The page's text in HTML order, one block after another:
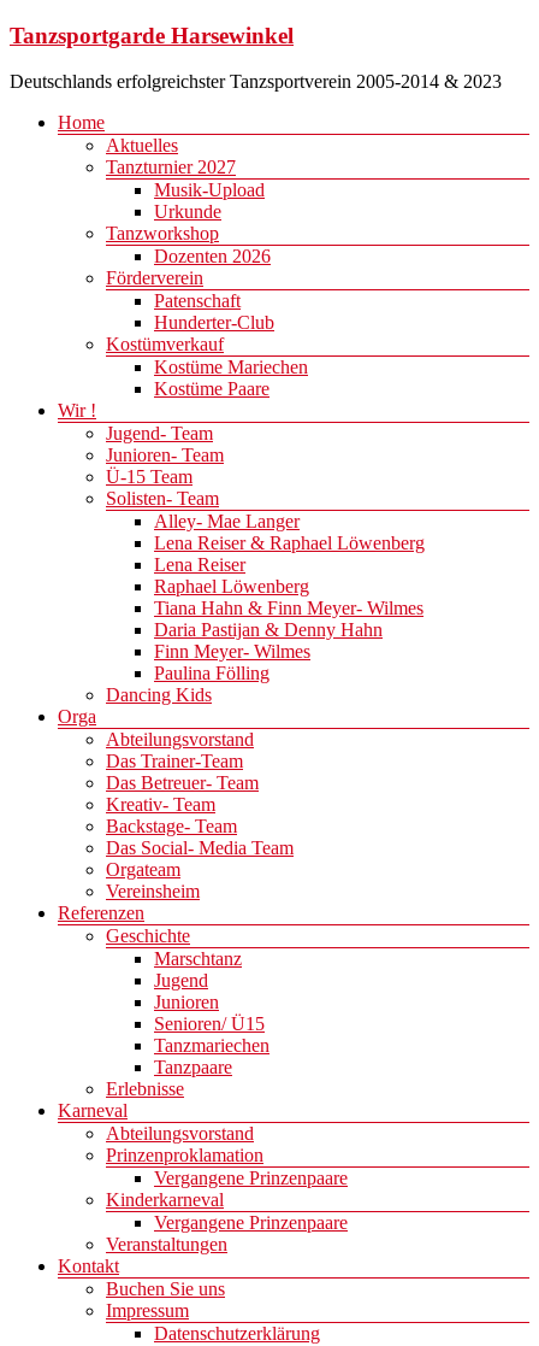
Zum
springen
Tanzsportgarde Harsewinkel
Deutschlands erfolgreichster Tanzsportverein 2005-2014 & 2023
Menü
Home
Aktuelles
Tanzturnier 2027
Musik-Upload
Urkunde
Tanzworkshop
Dozenten 2026
Förderverein
Patenschaft
Hunderter-Club
Kostümverkauf
Kostüme Mariechen
Kostüme Paare
Wir !
Jugend- Team
Junioren- Team
Ü-15 Team
Solisten- Team
Alley- Mae Langer
Lena Reiser & Raphael Löwenberg
Lena Reiser
Raphael Löwenberg
Tiana Hahn & Finn Meyer- Wilmes
Daria Pastijan & Denny Hahn
Finn Meyer- Wilmes
Paulina Fölling
Dancing Kids
Orga
Abteilungsvorstand
Das Trainer-Team
Das Betreuer- Team
Kreativ- Team
Backstage- Team
Das Social- Media Team
Orgateam
Vereinsheim
Referenzen
Geschichte
Marschtanz
Jugend
Junioren
Senioren/ Ü15
Tanzmariechen
Tanzpaare
Erlebnisse
Karneval
Abteilungsvorstand
Prinzenproklamation
Vergangene Prinzenpaare
Kinderkarneval
Vergangene Prinzenpaare
Veranstaltungen
Kontakt
Buchen Sie uns
Impressum
Datenschutzerklärung